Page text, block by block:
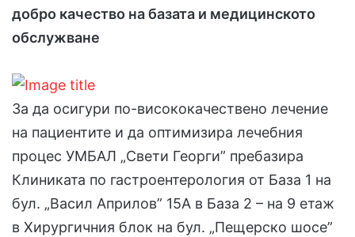
w n
l
добро качество на базата и медицинското
обслужване
За да осигури по-висококачествено лечение
на пациентите и да оптимизира лечебния
процес УМБАЛ „Свети Георги” пребазира
Клиниката по гастроентерология от База 1 на
бул. „Васил Априлов” 15А в База 2 – на 9 етаж
в Хирургичния блок на бул. „Пещерско шосе”